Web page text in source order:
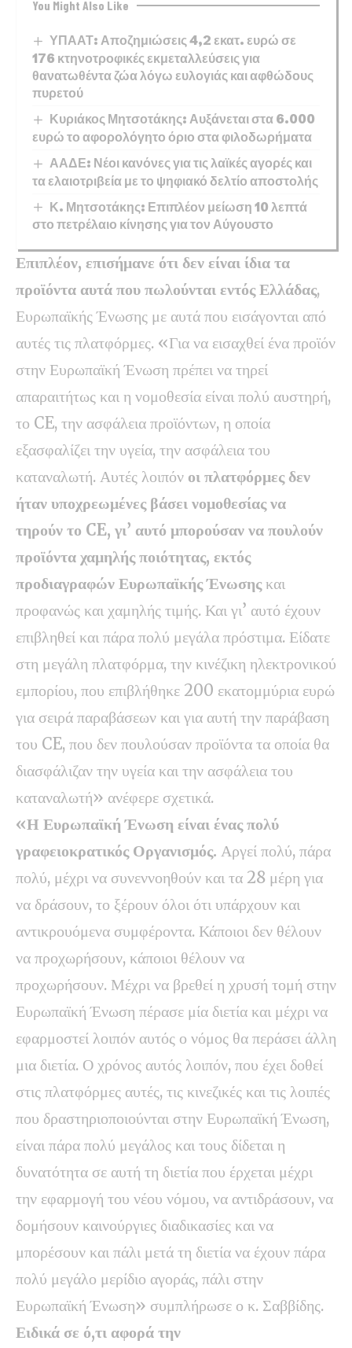
You Might Also Like
ΥΠΑΑΤ: Αποζημιώσεις 4,2 εκατ. ευρώ σε
176 κτηνοτροφικές εκμεταλλεύσεις για
θανατωθέντα ζώα λόγω ευλογιάς και αφθώδους
πυρετού
Κυριάκος Μητσοτάκης: Αυξάνεται στα 6.000
ευρώ το αφορολόγητο όριο στα φιλοδωρήματα
ΑΑΔΕ: Νέοι κανόνες για τις λαϊκές αγορές και
τα ελαιοτριβεία με το ψηφιακό δελτίο αποστολής
Κ. Μητσοτάκης: Επιπλέον μείωση 10 λεπτά
στο πετρέλαιο κίνησης για τον Αύγουστο
Επιπλέον, επισήμανε ότι δεν είναι ίδια τα
προϊόντα αυτά που πωλούνται εντός Ελλάδας,
Ευρωπαϊκής Ένωσης με αυτά που εισάγονται από
αυτές τις πλατφόρμες. «Για να εισαχθεί ένα προϊόν
στην Ευρωπαϊκή Ένωση πρέπει να τηρεί
απαραιτήτως και η νομοθεσία είναι πολύ αυστηρή,
το CE, την ασφάλεια προϊόντων, η οποία
εξασφαλίζει την υγεία, την ασφάλεια του
καταναλωτή. Αυτές λοιπόν οι πλατφόρμες δεν
ήταν υποχρεωμένες βάσει νομοθεσίας να
τηρούν το CE, γι’ αυτό μπορούσαν να πουλούν
προϊόντα χαμηλής ποιότητας, εκτός
προδιαγραφών Ευρωπαϊκής Ένωσης και
προφανώς και χαμηλής τιμής. Και γι’ αυτό έχουν
επιβληθεί και πάρα πολύ μεγάλα πρόστιμα. Είδατε
στη μεγάλη πλατφόρμα, την κινέζικη ηλεκτρονικού
εμπορίου, που επιβλήθηκε 200 εκατομμύρια ευρώ
για σειρά παραβάσεων και για αυτή την παράβαση
του CE, που δεν πουλούσαν προϊόντα τα οποία θα
διασφάλιζαν την υγεία και την ασφάλεια του
καταναλωτή» ανέφερε σχετικά.
«Η Ευρωπαϊκή Ένωση είναι ένας πολύ
γραφειοκρατικός Οργανισμός. Αργεί πολύ, πάρα
πολύ, μέχρι να συνεννοηθούν και τα 28 μέρη για
να δράσουν, το ξέρουν όλοι ότι υπάρχουν και
αντικρουόμενα συμφέροντα. Κάποιοι δεν θέλουν
να προχωρήσουν, κάποιοι θέλουν να
προχωρήσουν. Μέχρι να βρεθεί η χρυσή τομή στην
Ευρωπαϊκή Ένωση πέρασε μία διετία και μέχρι να
εφαρμοστεί λοιπόν αυτός ο νόμος θα περάσει άλλη
μια διετία. Ο χρόνος αυτός λοιπόν, που έχει δοθεί
στις πλατφόρμες αυτές, τις κινεζικές και τις λοιπές
που δραστηριοποιούνται στην Ευρωπαϊκή Ένωση,
είναι πάρα πολύ μεγάλος και τους δίδεται η
δυνατότητα σε αυτή τη διετία που έρχεται μέχρι
την εφαρμογή του νέου νόμου, να αντιδράσουν, να
δομήσουν καινούργιες διαδικασίες και να
μπορέσουν και πάλι μετά τη διετία να έχουν πάρα
πολύ μεγάλο μερίδιο αγοράς, πάλι στην
Ευρωπαϊκή Ένωση» συμπλήρωσε ο κ. Σαββίδης.
Ειδικά σε ό,τι αφορά την